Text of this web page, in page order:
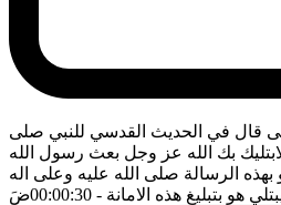
قال في الحديث القدسي للنبي صلى
بك الله عز وجل بعث رسول الله
بهذه الرسالة صلى الله عليه وعلى اله
هو بتبليغ هذه الامانة - 00:00:30 ضَ